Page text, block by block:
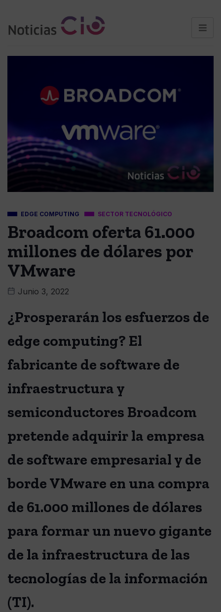
EDGE COMPUTING SECTOR TECNOLÓGICO
Broadcom oferta 61.000
millones de dólares por
VMware
Junio 3, 2022
¿Prosperarán los esfuerzos de
edge computing? El
fabricante de software de
infraestructura y
semiconductores Broadcom
pretende adquirir la empresa
de software empresarial y de
borde VMware en una compra
de 61.000 millones de dólares
para formar un nuevo gigante
de la infraestructura de las
tecnologías de la información
(TI).